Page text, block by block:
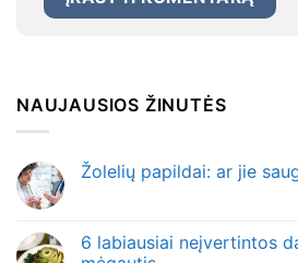
NAUJAUSIOS ŽINUTĖS
Žolelių papildai: ar jie
6 labiausiai neįvertintos